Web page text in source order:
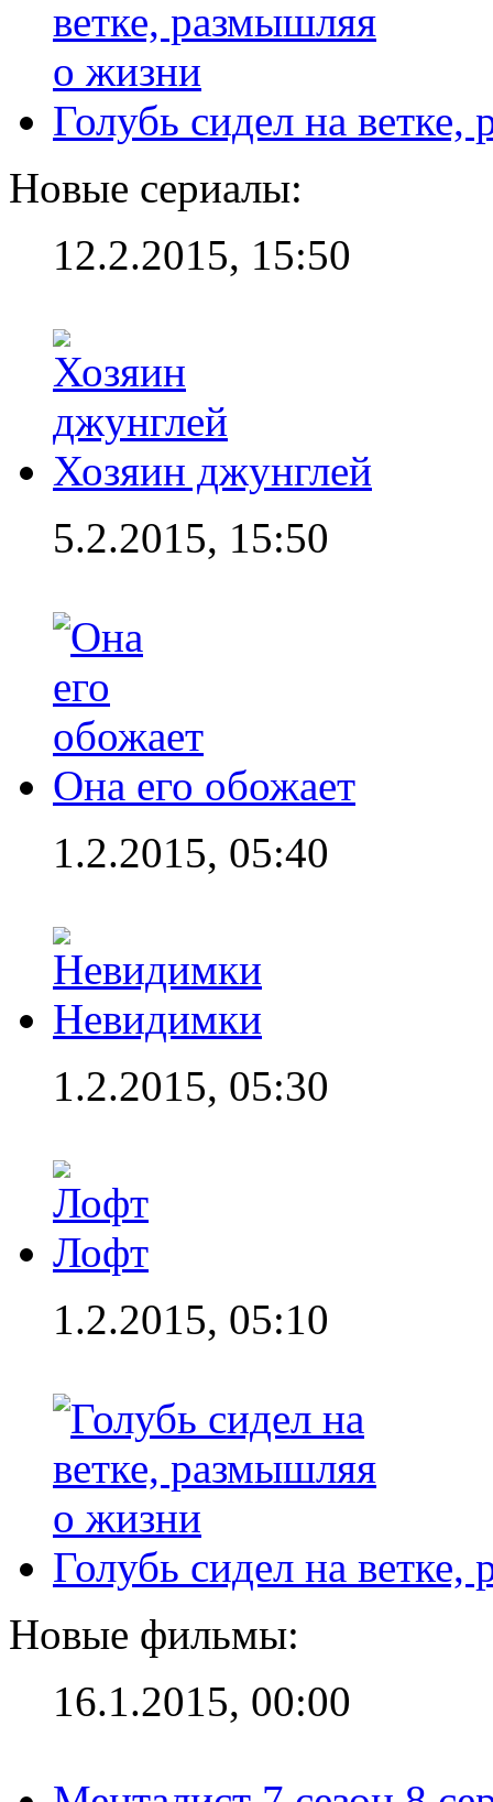
Голубь сидел на
Новые сериалы:
12.2.2015, 15:50
Хозяин джунглей
5.2.2015, 15:50
Она его обожает
1.2.2015, 05:40
Невидимки
1.2.2015, 05:30
Лофт
1.2.2015, 05:10
Голубь сидел на
Новые фильмы:
16.1.2015, 00:00